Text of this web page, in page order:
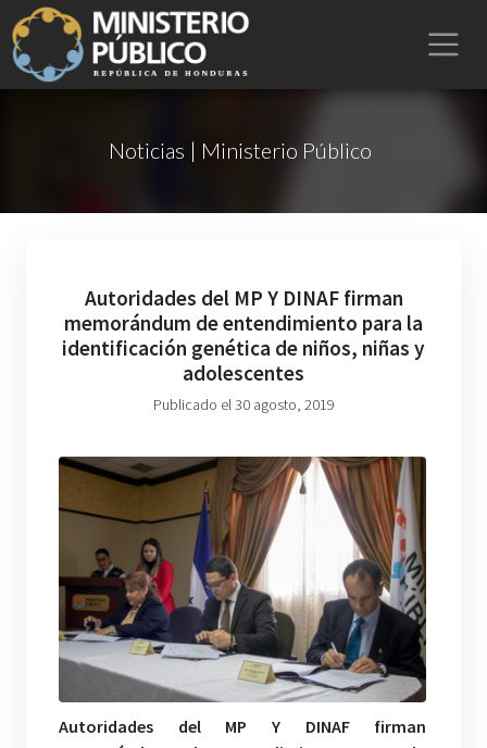
Noticias | Ministerio Público
Autoridades del MP Y DINAF firman
memorándum de entendimiento para la
identificación genética de niños, niñas y
adolescentes
Publicado el 30 agosto, 2019
Autoridades del MP Y DINAF firman